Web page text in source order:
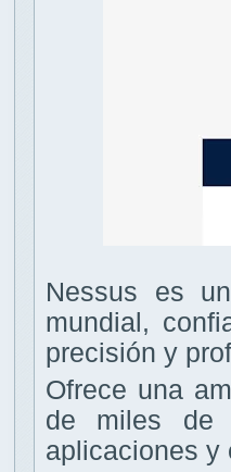
Nessus es
mundial,
precisión y
Ofrece una
de miles de
aplicaciones y